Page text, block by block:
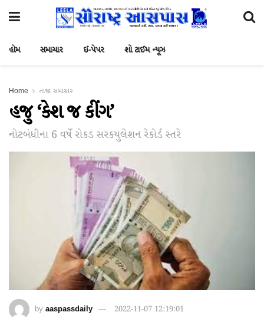
હોમ સમાચાર ઈ-પેપર શો ટાઈમ ન્યૂઝ
Home તાજા સમાચાર
હજુ ‘કેશ જ કીંગ’
નોટબંધીના 6 વર્ષે રોકડ સરકયુલેશન રેકોર્ડ સ્તરે
by aaspassdaily 2022-11-07 12:19:01